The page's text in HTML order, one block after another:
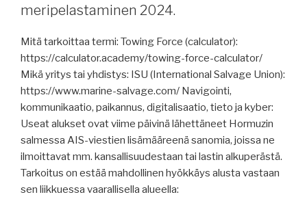
meripelastaminen 2024.
Mitä tarkoittaa termi: Towing Force (calculator):
https://calculator.academy/towing-force-calculator/
Mikä yritys tai yhdistys: ISU (International Salvage Union):
https://www.marine-salvage.com/ Navigointi,
kommunikaatio, paikannus, digitalisaatio, tieto ja kyber:
Useat alukset ovat viime päivinä lähettäneet Hormuzin
salmessa AIS-viestien lisämääreenä sanomia, joissa ne
ilmoittavat mm. kansallisuudestaan tai lastin alkuperästä.
Tarkoitus on estää mahdollinen hyökkäys alusta vastaan
sen liikkuessa vaarallisella alueella: